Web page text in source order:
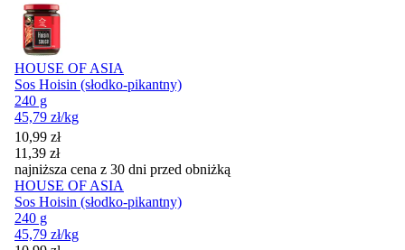
HOUSE OF ASIA
Sos Hoisin (słodko-pikantny)
240 g
45,79 zł/kg
Cena promocyjna
10,99 zł
11,39 zł
najniższa cena z 30 dni przed obniżką
HOUSE OF ASIA
Sos Hoisin (słodko-pikantny)
240 g
45,79 zł/kg